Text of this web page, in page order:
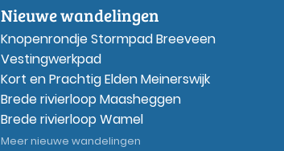
Nieuwe wandelingen
Knopenrondje Stormpad Breeveen
Vestingwerkpad
Kort en Prachtig Elden Meinerswijk
Brede rivierloop Maasheggen
Brede rivierloop Wamel
Meer nieuwe wandelingen